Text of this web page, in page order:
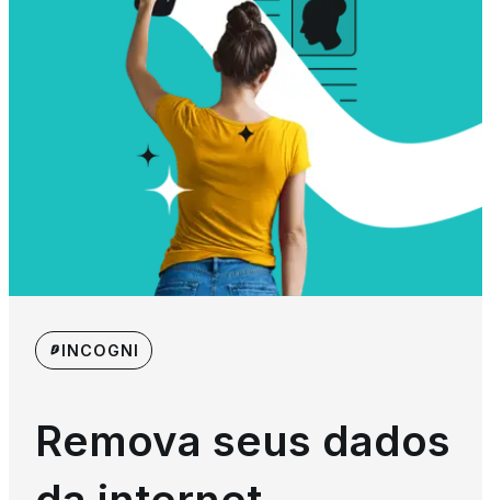
INCOGNI
Remova seus dados